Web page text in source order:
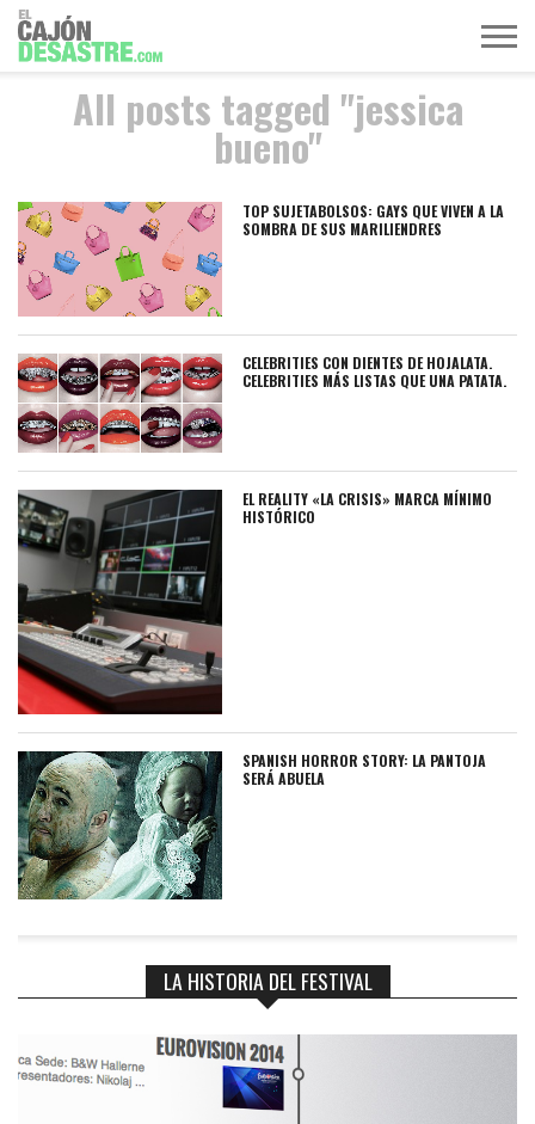
MÚSICA
TELEVISIÓN
POLÍTICA
ACTUALIDAD
EUROVISIÓN
All posts tagged "jessica
bueno"
TOP SUJETABOLSOS: GAYS QUE VIVEN A LA
SOMBRA DE SUS MARILIENDRES
CELEBRITIES CON DIENTES DE HOJALATA.
CELEBRITIES MÁS LISTAS QUE UNA PATATA.
EL REALITY «LA CRISIS» MARCA MÍNIMO
HISTÓRICO
SPANISH HORROR STORY: LA PANTOJA
SERÁ ABUELA
LA HISTORIA DEL FESTIVAL